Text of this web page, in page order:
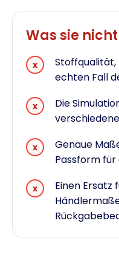
Was sie
x
echten Fall
x
Die
x
Genaue
Passform
x
Einen Ersatz